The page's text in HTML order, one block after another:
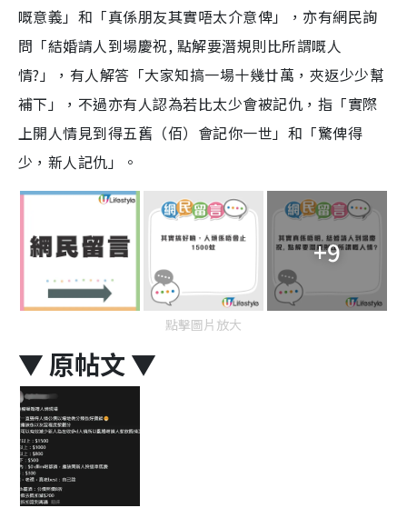
嘅意義」和「真係朋友其實唔太介意俾」，亦有網民詢
問「結婚請人到場慶祝, 點解要潛規則比所謂嘅人
情?」，有人解答「大家知搞一場十幾廿萬，夾返少少幫
補下」，不過亦有人認為若比太少會被記仇，指「實際
上開人情見到得五舊（佰）會記你一世」和「驚俾得
少，新人記仇」。
+9
點擊圖片放大
▼ 原帖文 ▼